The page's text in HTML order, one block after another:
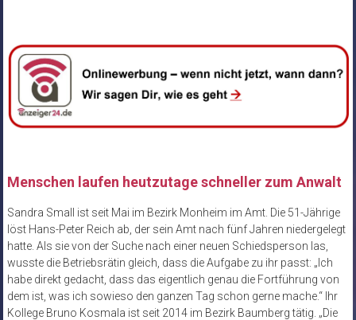
Menschen laufen heutzutage schneller zum Anwalt
Sandra Small ist seit Mai im Bezirk Monheim im Amt. Die 51-Jährige
löst Hans-Peter Reich ab, der sein Amt nach fünf Jahren niedergelegt
hatte. Als sie von der Suche nach einer neuen Schiedsperson las,
wusste die Betriebsrätin gleich, dass die Aufgabe zu ihr passt: „Ich
habe direkt gedacht, dass das eigentlich genau die Fortführung von
dem ist, was ich sowieso den ganzen Tag schon gerne mache.“ Ihr
Kollege Bruno Kosmala ist seit 2014 im Bezirk Baumberg tätig. „Die